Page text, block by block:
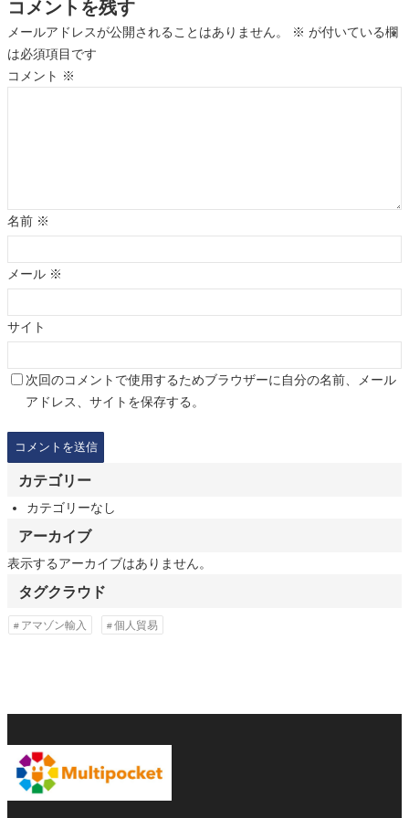
コメントを残す
メールアドレスが公開されることはありません。 ※ が付いている欄
は必須項目です
コメント ※
名前 ※
メール ※
サイト
次回のコメントで使用するためブラウザーに自分の名前、メール
アドレス、サイトを保存する。
カテゴリー
カテゴリーなし
アーカイブ
表示するアーカイブはありません。
タグクラウド
アマゾン輸入 個人貿易